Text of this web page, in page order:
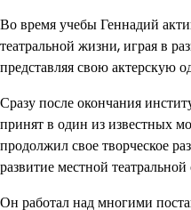
Во время учебы Геннадий
театральной жизни, играя в
представляя свою актерскую
Сразу после окончания
принят в один из известных
продолжил свое творческое
развитие местной
Он работал над многими